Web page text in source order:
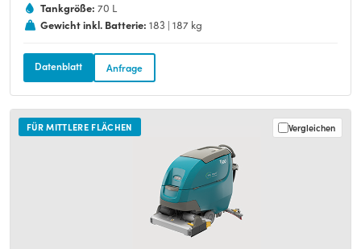
Tankgröße: 70 L
Gewicht inkl. Batterie: 183 | 187 kg
Datenblatt Anfrage
FÜR MITTLERE FLÄCHEN Vergleichen